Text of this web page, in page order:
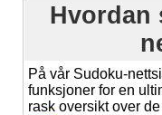
Hvordan
På vår Sudoku-
funksjoner for en
rask oversikt over